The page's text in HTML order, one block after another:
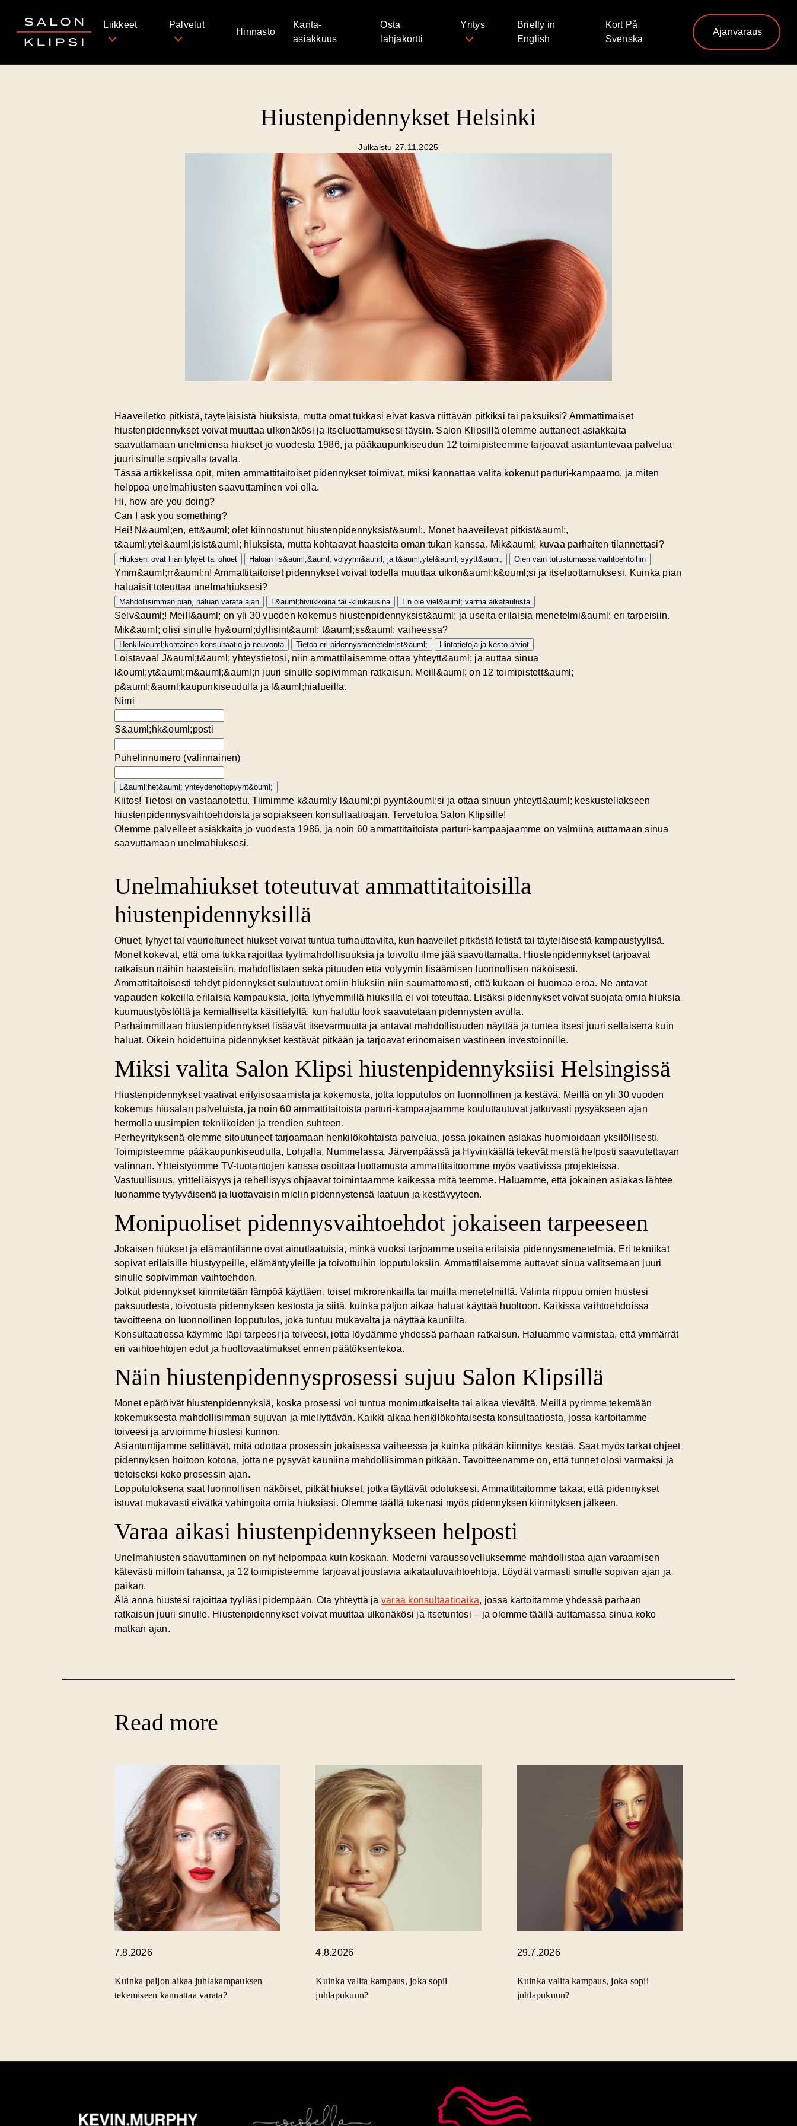
Salon Klipsi
Liikkeet Palvelut
Hinnasto
Kanta-
asiakkuus
Osta
lahjakortti
Yritys
Briefly in
English
Kort På
Svenska
Ajanvaraus
Hiustenpidennykset Helsinki
Julkaistu 27.11.2025
Haaveiletko pitkistä, täyteläisistä hiuksista, mutta omat tukkasi eivät kasva riittävän pitkiksi tai paksuiksi? Ammattimaiset
hiustenpidennykset voivat muuttaa ulkonäkösi ja itseluottamuksesi täysin. Salon Klipsillä olemme auttaneet asiakkaita
saavuttamaan unelmiensa hiukset jo vuodesta 1986, ja pääkaupunkiseudun 12 toimipisteemme tarjoavat asiantuntevaa palvelua
juuri sinulle sopivalla tavalla.
Tässä artikkelissa opit, miten ammattitaitoiset pidennykset toimivat, miksi kannattaa valita kokenut parturi-kampaamo, ja miten
helppoa unelmahiusten saavuttaminen voi olla.
Hi, how are you doing?
Can I ask you something?
Hei! N&auml;en, ett&auml; olet kiinnostunut hiustenpidennyksist&auml;. Monet haaveilevat pitkist&auml;,
t&auml;ytel&auml;isist&auml; hiuksista, mutta kohtaavat haasteita oman tukan kanssa. Mik&auml; kuvaa parhaiten tilannettasi?
Hiukseni ovat liian lyhyet tai ohuet Haluan lis&auml;&auml; volyymi&auml; ja t&auml;ytel&auml;isyytt&auml; Olen vain tutustumassa vaihtoehtoihin
Ymm&auml;rr&auml;n! Ammattitaitoiset pidennykset voivat todella muuttaa ulkon&auml;k&ouml;si ja itseluottamuksesi. Kuinka pian
haluaisit toteuttaa unelmahiuksesi?
Mahdollisimman pian, haluan varata ajan L&auml;hiviikkoina tai -kuukausina En ole viel&auml; varma aikataulusta
Selv&auml;! Meill&auml; on yli 30 vuoden kokemus hiustenpidennyksist&auml; ja useita erilaisia menetelmi&auml; eri tarpeisiin.
Mik&auml; olisi sinulle hy&ouml;dyllisint&auml; t&auml;ss&auml; vaiheessa?
Henkil&ouml;kohtainen konsultaatio ja neuvonta Tietoa eri pidennysmenetelmist&auml; Hintatietoja ja kesto-arviot
Loistavaa! J&auml;t&auml; yhteystietosi, niin ammattilaisemme ottaa yhteytt&auml; ja auttaa sinua
l&ouml;yt&auml;m&auml;&auml;n juuri sinulle sopivimman ratkaisun. Meill&auml; on 12 toimipistett&auml;
p&auml;&auml;kaupunkiseudulla ja l&auml;hialueilla.
Nimi
S&auml;hk&ouml;posti
Puhelinnumero (valinnainen)
L&auml;het&auml; yhteydenottopyynt&ouml;
Kiitos! Tietosi on vastaanotettu. Tiimimme k&auml;y l&auml;pi pyynt&ouml;si ja ottaa sinuun yhteytt&auml; keskustellakseen
hiustenpidennysvaihtoehdoista ja sopiakseen konsultaatioajan. Tervetuloa Salon Klipsille!
Olemme palvelleet asiakkaita jo vuodesta 1986, ja noin 60 ammattitaitoista parturi-kampaajaamme on valmiina auttamaan sinua
saavuttamaan unelmahiuksesi.
Unelmahiukset toteutuvat ammattitaitoisilla
hiustenpidennyksillä
Ohuet, lyhyet tai vaurioituneet hiukset voivat tuntua turhauttavilta, kun haaveilet pitkästä letistä tai täyteläisestä kampaustyylisä.
Monet kokevat, että oma tukka rajoittaa tyylimahdollisuuksia ja toivottu ilme jää saavuttamatta. Hiustenpidennykset tarjoavat
ratkaisun näihin haasteisiin, mahdollistaen sekä pituuden että volyymin lisäämisen luonnollisen näköisesti.
Ammattitaitoisesti tehdyt pidennykset sulautuvat omiin hiuksiin niin saumattomasti, että kukaan ei huomaa eroa. Ne antavat
vapauden kokeilla erilaisia kampauksia, joita lyhyemmillä hiuksilla ei voi toteuttaa. Lisäksi pidennykset voivat suojata omia hiuksia
kuumuustyöstöltä ja kemialliselta käsittelyltä, kun haluttu look saavutetaan pidennysten avulla.
Parhaimmillaan hiustenpidennykset lisäävät itsevarmuutta ja antavat mahdollisuuden näyttää ja tuntea itsesi juuri sellaisena kuin
haluat. Oikein hoidettuina pidennykset kestävät pitkään ja tarjoavat erinomaisen vastineen investoinnille.
Miksi valita Salon Klipsi hiustenpidennyksiisi Helsingissä
Hiustenpidennykset vaativat erityisosaamista ja kokemusta, jotta lopputulos on luonnollinen ja kestävä. Meillä onyli 30 vuoden
kokemus hiusalan palveluista, ja noin 60 ammattitaitoista parturi-kampaajaamme kouluttautuvat jatkuvasti pysyäkseen ajan
hermolla uusimpien tekniikoiden ja trendien suhteen.
Perheyrityksenä olemme sitoutuneet tarjoamaan henkilökohtaista palvelua, jossa jokainen asiakas huomioidaan yksilöllisesti.
Toimipisteemme pääkaupunkiseudulla, Lohjalla, Nummelassa, Järvenpäässä ja Hyvinkäällä tekevät meistä helposti saavutettavan
valinnan. Yhteistyömme TV-tuotantojen kanssa osoittaa luottamusta ammattitaitoomme myös vaativissa projekteissa.
Vastuullisuus, yritteliäisyys ja rehellisyys ohjaavat toimintaamme kaikessa mitä teemme. Haluamme, että jokainen asiakas lähtee
luonamme tyytyväisenä ja luottavaisin mielin pidennystensä laatuun ja kestävyyteen.
Monipuoliset pidennysvaihtoehdot jokaiseen tarpeeseen
Jokaisen hiukset ja elämäntilanne ovat ainutlaatuisia, minkä vuoksi tarjoamme useita erilaisia pidennysmenetelmiä. Eri tekniikat
sopivat erilaisille hiustyypeille, elämäntyyleille ja toivottuihin lopputuloksiin. Ammattilaisemme auttavat sinua valitsemaan juuri
sinulle sopivimman vaihtoehdon.
Jotkut pidennykset kiinnitetään lämpöä käyttäen, toiset mikrorenkailla tai muilla menetelmillä. Valinta riippuu omien hiustesi
paksuudesta, toivotusta pidennyksen kestosta ja siitä, kuinka paljon aikaa haluat käyttää huoltoon. Kaikissa vaihtoehdoissa
tavoitteena on luonnollinen lopputulos, joka tuntuu mukavalta ja näyttää kauniilta.
Konsultaatiossa käymme läpi tarpeesi ja toiveesi, jotta löydämme yhdessä parhaan ratkaisun. Haluamme varmistaa, että ymmärrät
eri vaihtoehtojen edut ja huoltovaatimukset ennen päätöksentekoa.
Näin hiustenpidennysprosessi sujuu Salon Klipsillä
Monet epäröivät hiustenpidennyksiä, koska prosessi voi tuntua monimutkaiselta tai aikaa vievältä. Meillä pyrimme tekemään
kokemuksesta mahdollisimman sujuvan ja miellyttävän. Kaikki alkaa henkilökohtaisesta konsultaatiosta, jossa kartoitamme
toiveesi ja arvioimme hiustesi kunnon.
Asiantuntijamme selittävät, mitä odottaa prosessin jokaisessa vaiheessa ja kuinka pitkään kiinnitys kestää. Saat myös tarkat ohjeet
pidennyksen hoitoon kotona, jotta ne pysyvät kauniina mahdollisimman pitkään. Tavoitteenamme on, että tunnet olosi varmaksi ja
tietoiseksi koko prosessin ajan.
Lopputuloksena saat luonnollisen näköiset, pitkät hiukset, jotka täyttävät odotuksesi. Ammattitaitomme takaa, että pidennykset
istuvat mukavasti eivätkä vahingoita omia hiuksiasi. Olemme täällä tukenasi myös pidennyksen kiinnityksen jälkeen.
Varaa aikasi hiustenpidennykseen helposti
Unelmahiusten saavuttaminen on nyt helpompaa kuin koskaan. Moderni varaussovelluksemme mahdollistaa ajan varaamisen
kätevästi milloin tahansa, ja 12 toimipisteemme tarjoavat joustavia aikatauluvaihtoehtoja. Löydät varmasti sinulle sopivan ajan ja
paikan.
Älä anna hiustesi rajoittaa tyyliäsi pidempään. Ota yhteyttä ja varaa konsultaatioaika, jossa kartoitamme yhdessä parhaan
ratkaisun juuri sinulle. Hiustenpidennykset voivat muuttaa ulkonäkösi ja itsetuntosi – ja olemme täällä auttamassa sinua koko
matkan ajan.
Read more
7.8.2026
Kuinka paljon aikaa juhlakampauksen
tekemiseen kannattaa varata?
4.8.2026
Kuinka valita kampaus, joka sopii
juhlapukuun?
29.7.2026
Kuinka valita kampaus, joka sopii
juhlapukuun?